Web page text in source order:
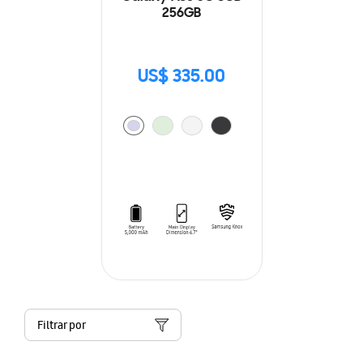
256GB
US$ 335.00
Filtrar por